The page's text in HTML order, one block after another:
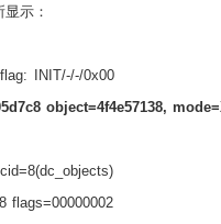
示：
INIT/-/-/0x00
object=4f4e57138,
flags=00000002